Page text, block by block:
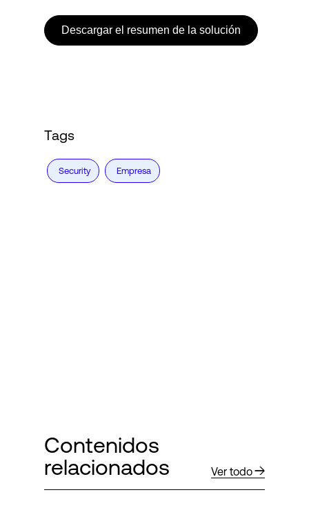
Descargar el resumen de la solución
Tags
Security Empresa
Contenidos
relacionados
Ver todo